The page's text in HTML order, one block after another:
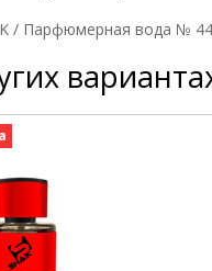
/ Парфюмерная вода №